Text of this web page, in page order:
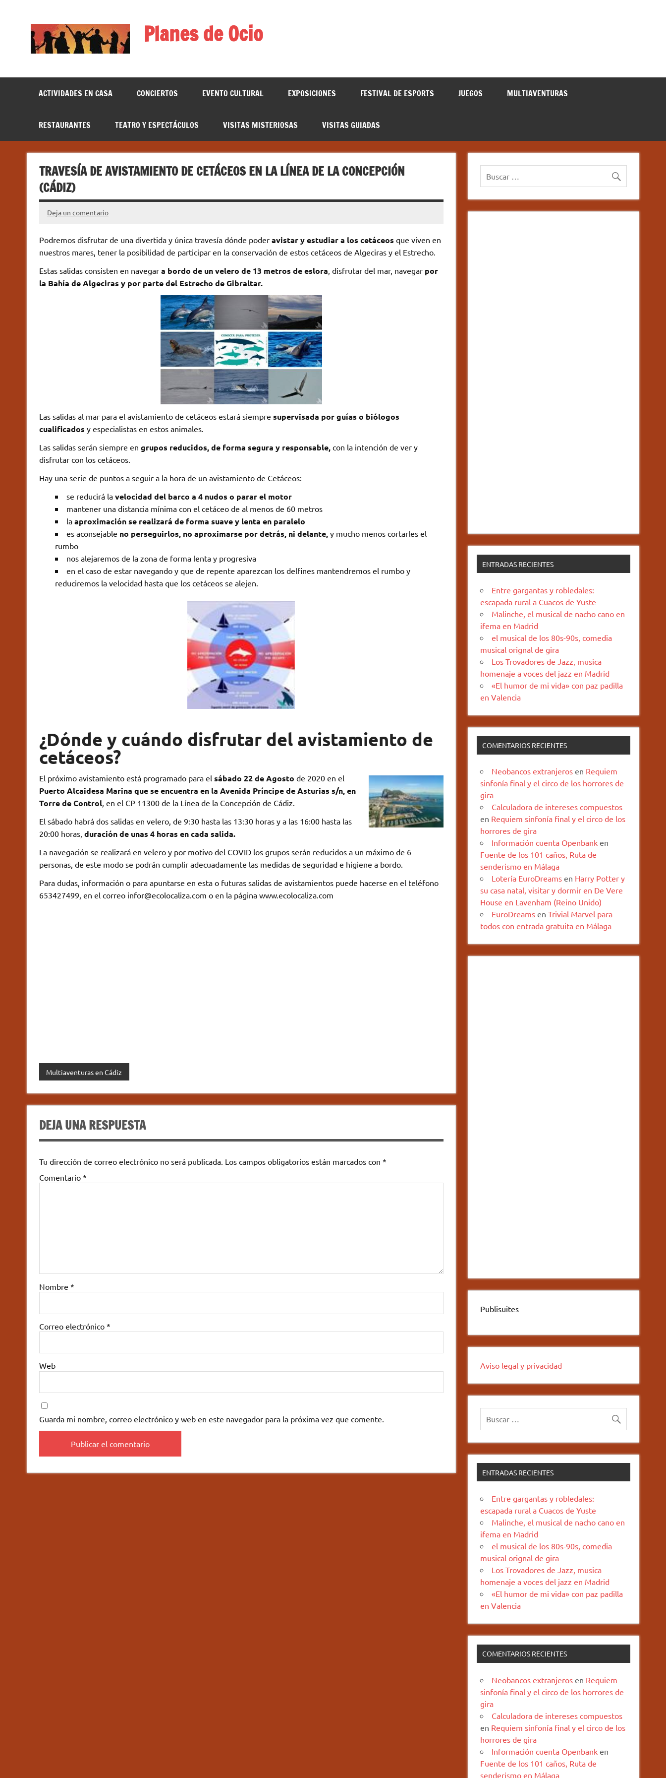
Planes de Ocio
ACTIVIDADES EN CASA CONCIERTOS EVENTO CULTURAL EXPOSICIONES FESTIVAL DE ESPORTS JUEGOS MULTIAVENTURAS
RESTAURANTES TEATRO Y ESPECTÁCULOS VISITAS MISTERIOSAS VISITAS GUIADAS
TRAVESÍA DE AVISTAMIENTO DE CETÁCEOS EN LA LÍNEA DE LA CONCEPCIÓN
(CÁDIZ)
Deja un comentario
Podremos disfrutar de una divertida y única travesía dónde poder avistar y estudiar a los cetáceos que viven en
nuestros mares, tener la posibilidad de participar en la conservación de estos cetáceos de Algeciras y el Estrecho.
Estas salidas consisten en navegar a bordo de un velero de 13 metros de eslora , disfrutar del mar, navegarpor
la Bahía de Algeciras y por parte del Estrecho de Gibraltar.
Las salidas al mar para el avistamiento de cetáceos estará siempre supervisada por guías o biólogos
cualificados y especialistas en estos animales.
Las salidas serán siempre en grupos reducidos, de forma segura y responsable, con la intención de ver y
disfrutar con los cetáceos.
Hay una serie de puntos a seguir a la hora de un avistamiento de Cetáceos:
se reducirá la velocidad del barco a 4 nudos o parar el motor
mantener una distancia mínima con el cetáceo de al menos de 60 metros
la aproximación se realizará de forma suave y lenta en paralelo
es aconsejable no perseguirlos, no aproximarse por detrás, ni delante, y mucho menos cortarles el
rumbo
nos alejaremos de la zona de forma lenta y progresiva
en el caso de estar navegando y que de repente aparezcan los delfines mantendremos el rumbo y
reduciremos la velocidad hasta que los cetáceos se alejen.
¿Dónde y cuándo disfrutar del avistamiento de
cetáceos?
El próximo avistamiento está programado para elsábado 22 de Agosto de 2020 en el
Puerto Alcaidesa Marina que se encuentra en la Avenida Príncipe de Asturias s/n, en
Torre de Control , en el CP 11300 de la Línea de la Concepción de Cádiz.
El sábado habrá dos salidas en velero, de 9:30 hasta las 13:30 horas y a las 16:00 hasta las
20:00 horas, duración de unas 4 horas en cada salida.
La navegación se realizará en velero y por motivo del COVID los grupos serán reducidos a un máximo de 6
personas, de este modo se podrán cumplir adecuadamente las medidas de seguridad e higiene a bordo.
Para dudas, información o para apuntarse en esta o futuras salidas de avistamientos puede hacerse en el teléfono
653427499, en el correo infor@ecolocaliza.com o en la página www.ecolocaliza.com
Multiaventuras en Cádiz
DEJA UNA RESPUESTA
Tu dirección de correo electrónico no será publicada. Los campos obligatorios están marcados con *
Comentario *
Nombre *
Correo electrónico *
Web
Guarda mi nombre, correo electrónico y web en este navegador para la próxima vez que comente.
ENTRADAS RECIENTES
Entre gargantas y robledales:
escapada rural a Cuacos de Yuste
Malinche, el musical de nacho cano en
ifema en Madrid
el musical de los 80s-90s, comedia
musical orignal de gira
Los Trovadores de Jazz, musica
homenaje a voces del jazz en Madrid
«El humor de mi vida» con paz padilla
en Valencia
COMENTARIOS RECIENTES
Neobancos extranjeros en Requiem
sinfonía final y el circo de los horrores de
gira
Calculadora de intereses compuestos
en Requiem sinfonía final y el circo de los
horrores de gira
Información cuenta Openbank en
Fuente de los 101 caños, Ruta de
senderismo en Málaga
Lotería EuroDreams en Harry Potter y
su casa natal, visitar y dormir en De Vere
House en Lavenham (Reino Unido)
EuroDreams enTrivial Marvel para
todos con entrada gratuita en Málaga
Publisuites
Aviso legal y privacidad
ENTRADAS RECIENTES
Entre gargantas y robledales:
escapada rural a Cuacos de Yuste
Malinche, el musical de nacho cano en
ifema en Madrid
el musical de los 80s-90s, comedia
musical orignal de gira
Los Trovadores de Jazz, musica
homenaje a voces del jazz en Madrid
«El humor de mi vida» con paz padilla
en Valencia
COMENTARIOS RECIENTES
Neobancos extranjeros en Requiem
sinfonía final y el circo de los horrores de
gira
Calculadora de intereses compuestos
en Requiem sinfonía final y el circo de los
horrores de gira
Información cuenta Openbank en
Fuente de los 101 caños, Ruta de
senderismo en Málaga